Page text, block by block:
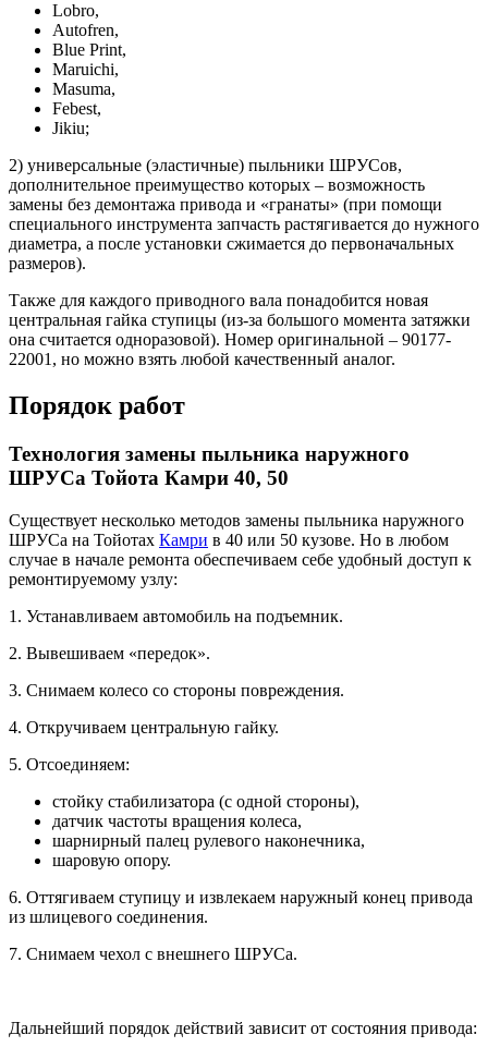
Lobro,
Autofren,
Blue Print,
Maruichi,
Masuma,
Febest,
Jikiu;
2) универсальные (эластичные) пыльники ШРУСов,
дополнительное преимущество которых – возможность
замены без демонтажа привода и «гранаты» (при помощи
специального инструмента запчасть растягивается до нужного
диаметра, а после установки сжимается до первоначальных
размеров).
Также для каждого приводного вала понадобится новая
центральная гайка ступицы (из-за большого момента затяжки
она считается одноразовой). Номер оригинальной – 90177-
22001, но можно взять любой качественный аналог.
Порядок работ
Технология замены пыльника наружного
ШРУСа Тойота Камри 40, 50
Существует несколько методов замены пыльника наружного
ШРУСа на Тойотах Камри в 40 или 50 кузове. Но в любом
случае в начале ремонта обеспечиваем себе удобный доступ к
ремонтируемому узлу:
1. Устанавливаем автомобиль на подъемник.
2. Вывешиваем «передок».
3. Снимаем колесо со стороны повреждения.
4. Откручиваем центральную гайку.
5. Отсоединяем:
стойку стабилизатора (с одной стороны),
датчик частоты вращения колеса,
шарнирный палец рулевого наконечника,
шаровую опору.
6. Оттягиваем ступицу и извлекаем наружный конец привода
из шлицевого соединения.
7. Снимаем чехол с внешнего ШРУСа.
Дальнейший порядок действий зависит от состояния привода: